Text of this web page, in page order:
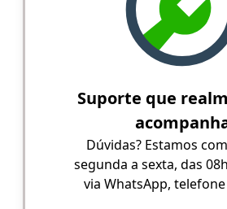
Suporte que
Dúvidas? Estamos
segunda a sexta, das
via WhatsApp,